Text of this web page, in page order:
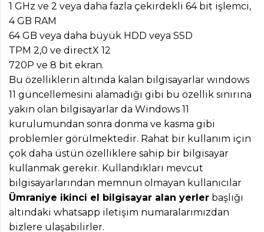
1 GHz ve 2 veya daha fazla çekirdekli 64 bit işlemci,
4 GB RAM
64 GB veya daha büyük HDD veya SSD
TPM 2,0 ve directX 12
720P ve 8 bit ekran.
Bu özelliklerin altında kalan bilgisayarlar windows
11 güncellemesini alamadığı gibi bu özellik sınırına
yakın olan bilgisayarlar da Windows 11
kurulumundan sonra donma ve kasma gibi
problemler görülmektedir. Rahat bir kullanım için
çok daha üstün özelliklere sahip bir bilgisayar
kullanmak gerekir. Kullandıkları mevcut
bilgisayarlarından memnun olmayan kullanıcılar
Ümraniye ikinci el bilgisayar alan yerler başlığı
altındaki whatsapp iletişim numaralarımızdan
bizlere ulaşabilirler.